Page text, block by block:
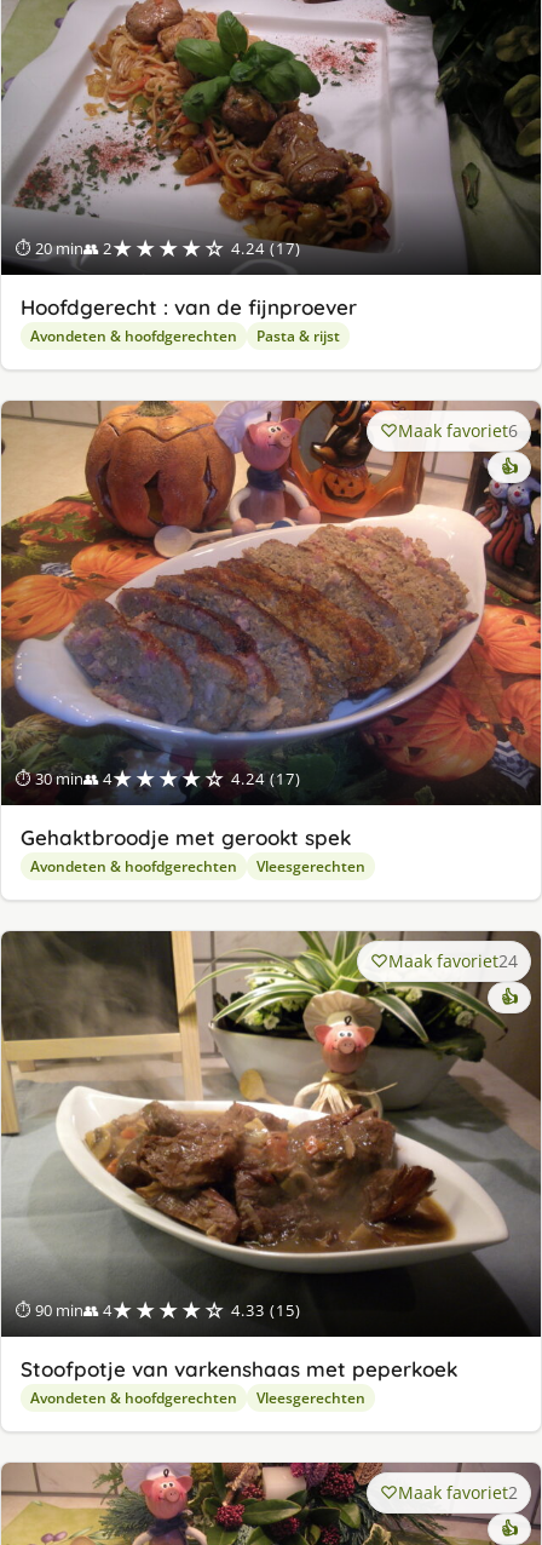
⏱ 20 min👥 2★★★★☆ 4.24 (17)
Hoofdgerecht : van de fijnproever
Avondeten & hoofdgerechten Pasta & rijst
⏱ 30 min👥 4★★★★☆ 4.24 (17)
Maak favoriet6
👍
Gehaktbroodje met gerookt spek
Avondeten & hoofdgerechten Vleesgerechten
⏱ 90 min👥 4★★★★☆ 4.33 (15)
Maak favoriet24
👍
Stoofpotje van varkenshaas met peperkoek
Avondeten & hoofdgerechten Vleesgerechten
Maak favoriet2
👍